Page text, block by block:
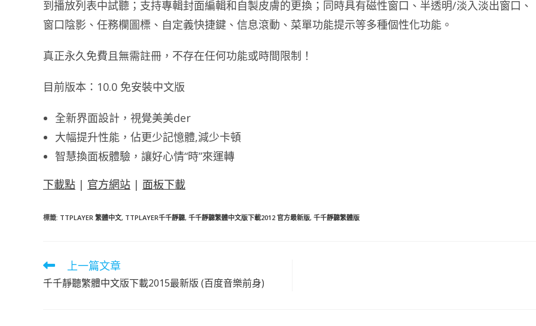
到播放列表中試聽；支持專輯封面編輯和自製皮膚的更換；同時具有磁性窗口、半透明/淡入淡出窗口、
窗口陰影、任務欄圖標、自定義快捷鍵、信息滾動、菜單功能提示等多種個性化功能。
真正永久免費且無需註冊，不存在任何功能或時間限制！
目前版本：10.0 免安裝中文版
全新界面設計，視覺美美der
大幅提升性能，佔更少記憶體,減少卡頓
智慧換面板體驗，讓好心情“時”來運轉
下載點 | 官方網站 | 面板下載
標籤: TTPLAYER 繁體中文, TTPLAYER千千靜聽, 千千靜聽繁體中文版下載2012 官方最新版, 千千靜聽繁體版
閱
讀
更
上一篇文章
千千靜聽繁體中文版下載2015最新版 (百度音樂前身)